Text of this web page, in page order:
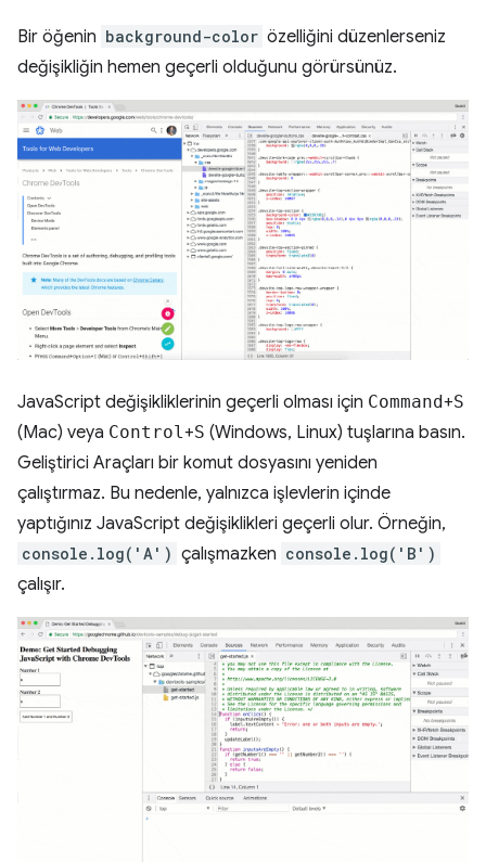
Bir öğenin background-color özelliğini düzenlerseniz
değişikliğin hemen geçerli olduğunu görürsünüz.
JavaScript değişikliklerinin geçerli olması için Command+S
(Mac) veya Control+S (Windows, Linux) tuşlarına basın.
Geliştirici Araçları bir komut dosyasını yeniden
çalıştırmaz. Bu nedenle, yalnızca işlevlerin içinde
yaptığınız JavaScript değişiklikleri geçerli olur. Örneğin,
console.log('A') çalışmazken console.log('B')
çalışır.